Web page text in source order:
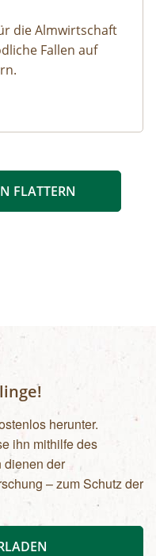
die Almwirtschaft
Fallen auf
FLATTERN
herunter.
ihn mithilfe des
dienen der
– zum Schutz der